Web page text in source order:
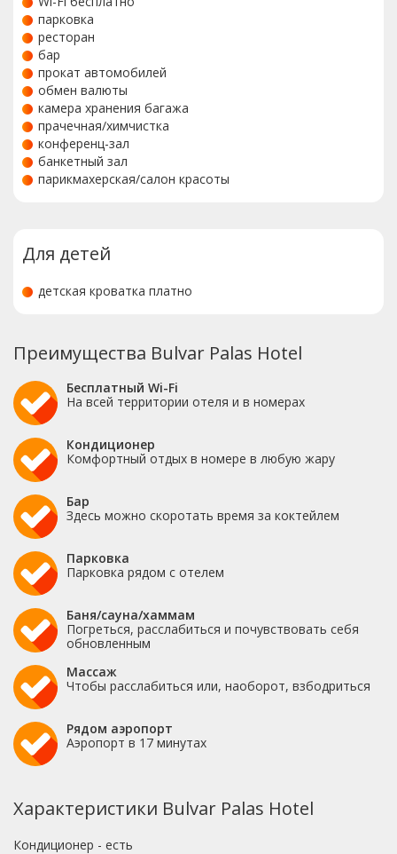
парковка
ресторан
бар
прокат автомобилей
обмен валюты
камера хранения багажа
прачечная/химчистка
конференц-зал
банкетный зал
парикмахерская/салон красоты
Для детей
детская кроватка платно
Преимущества Bulvar Palas Hotel
Бесплатный Wi-Fi
На всей территории отеля и в номерах
Кондиционер
Комфортный отдых в номере в любую жару
Бар
Здесь можно скоротать время за коктейлем
Парковка
Парковка рядом с отелем
Баня/сауна/хаммам
Погреться, расслабиться и почувствовать себя
обновленным
Массаж
Чтобы расслабиться или, наоборот, взбодриться
Рядом аэропорт
Аэропорт в 17 минутах
Характеристики Bulvar Palas Hotel
Кондиционер - есть